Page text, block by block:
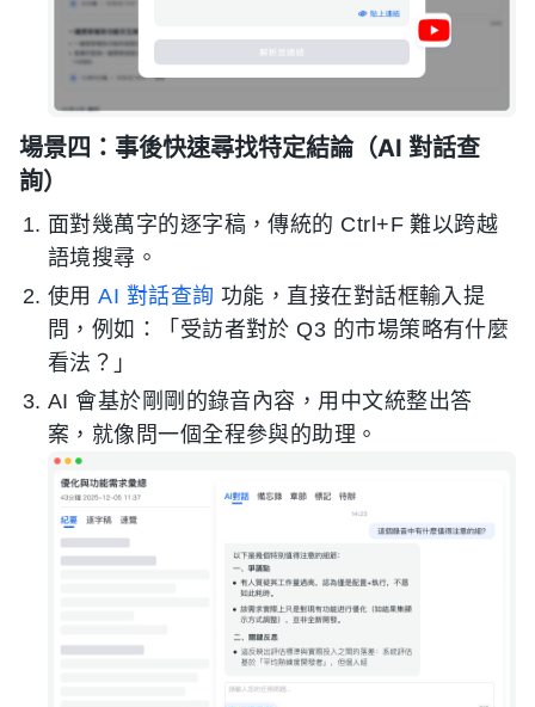
場景四：事後快速尋找特定結論（AI 對話查
詢）
面對幾萬字的逐字稿，傳統的 Ctrl+F 難以跨越
語境搜尋。
使用AI 對話查詢 功能，直接在對話框輸入提
問，例如：「受訪者對於 Q3 的市場策略有什麼
看法？」
AI 會基於剛剛的錄音內容，用中文統整出答
案，就像問一個全程參與的助理。